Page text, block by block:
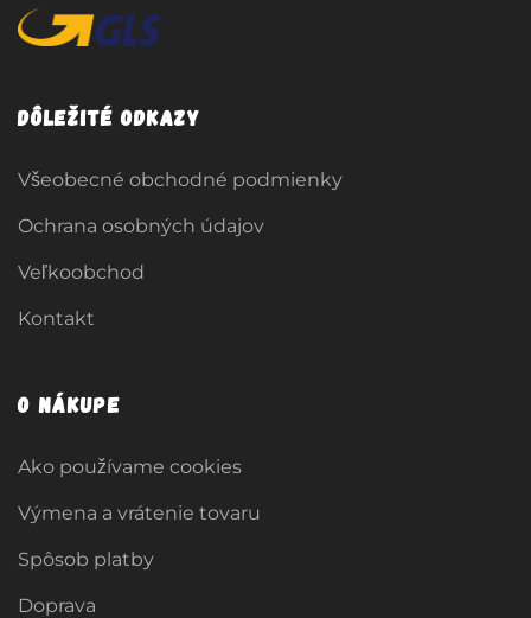
Dôležité odkazy
Všeobecné obchodné podmienky
Ochrana osobných údajov
Veľkoobchod
Kontakt
O nákupe
Ako používame cookies
Výmena a vrátenie tovaru
Spôsob platby
Doprava